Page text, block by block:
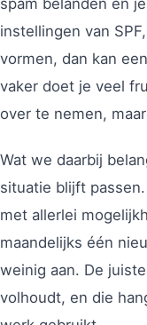
spam belanden en
instellingen van
vormen, dan kan
vaker doet je veel
over te nemen,
Wat we daarbij
situatie blijft
met allerlei
maandelijks één
weinig aan. De
volhoudt, en die